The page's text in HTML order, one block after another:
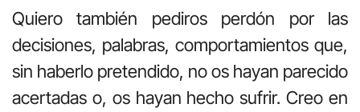
Quiero también pediros perdón por las
decisiones, palabras, comportamientos que,
sin haberlo pretendido, no os hayan parecido
acertadas o, os hayan hecho sufrir. Creo en